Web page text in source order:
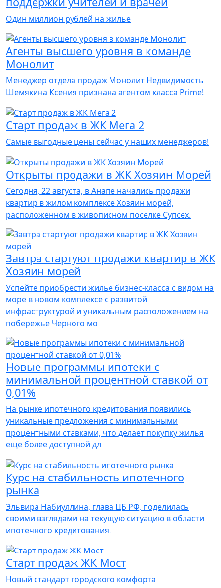
Один миллион рублей на жилье
Агенты высшего уровня в команде
Монолит
Менеджер отдела продаж Монолит Недвидимость
Шемякина Ксения признана агентом класса Prime!
Старт продаж в ЖК Мега 2
Самые выгодные цены сейчас у наших менеджеров!
Открыты продажи в ЖК Хозяин Морей
Сегодня, 22 августа, в Анапе начались продажи
квартир в жилом комплексе Хозяин морей,
расположенном в живописном поселке Супсех.
Завтра стартуют продажи квартир в ЖК
Хозяин морей
Успейте приобрести жилье бизнес-класса с видом на
море в новом комплексе с развитой
инфраструктурой и уникальным расположением на
побережье Черного мо
Новые программы ипотеки с
минимальной процентной ставкой от
0,01%
На рынке ипотечного кредитования появились
уникальные предложения с минимальными
процентными ставками, что делает покупку жилья
еще более доступной дл
Курс на стабильность ипотечного
рынка
Эльвира Набиуллина, глава ЦБ РФ, поделилась
своими взглядами на текущую ситуацию в области
ипотечного кредитования.
Старт продаж ЖК Мост
Новый стандарт городского комфорта